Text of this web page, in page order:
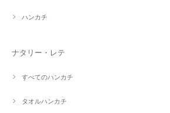
ハンカチ
ナタリー・レテ
すべてのハンカチ
タオルハンカチ